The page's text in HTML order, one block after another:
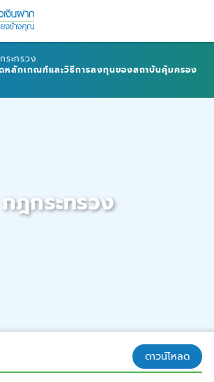
ระทรวง
หลักเกณฑ์และวิธีการลงทุนของสถาบันคุ้มครอง
กฎกระทรวง
ดาวน์โหลด